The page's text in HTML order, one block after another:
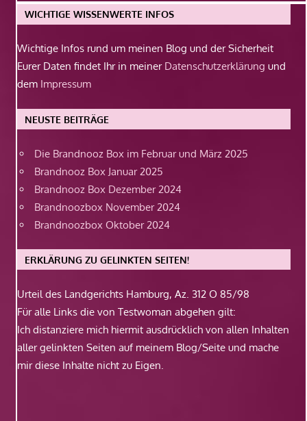
WICHTIGE WISSENWERTE INFOS
Wichtige Infos rund um meinen Blog und der Sicherheit
Eurer Daten findet Ihr in meiner Datenschutzerklärung und
dem Impressum
NEUSTE BEITRÄGE
Die Brandnooz Box im Februar und März 2025
Brandnooz Box Januar 2025
Brandnooz Box Dezember 2024
Brandnoozbox November 2024
Brandnoozbox Oktober 2024
ERKLÄRUNG ZU GELINKTEN SEITEN!
Urteil des Landgerichts Hamburg, Az. 312 O 85/98
Für alle Links die von Testwoman abgehen gilt:
Ich distanziere mich hiermit ausdrücklich von allen Inhalten
aller gelinkten Seiten auf meinem Blog/Seite und mache
mir diese Inhalte nicht zu Eigen.